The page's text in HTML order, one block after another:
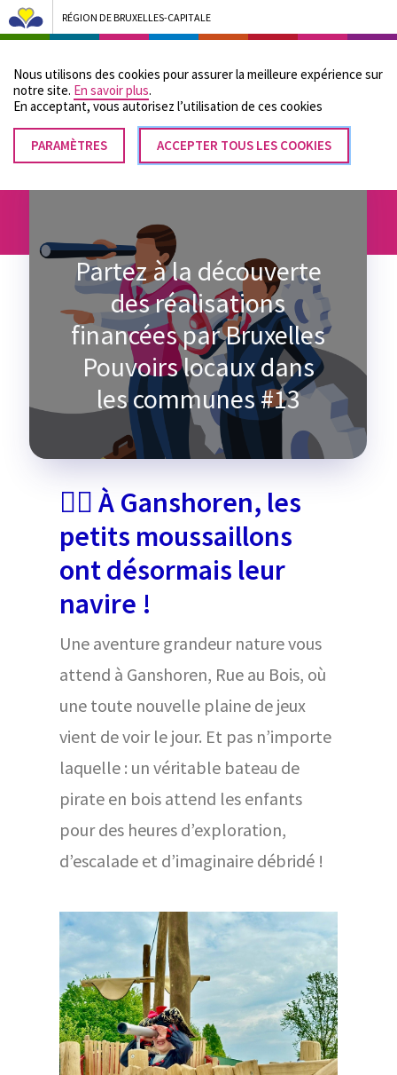
Nous utilisons des cookies pour assurer la meilleure expérience sur
notre site. En savoir plus.
En acceptant, vous autorisez lʼutilisation de ces cookies
PARAMÈTRES ACCEPTER TOUS LES COOKIES
RETIRER
LE
RÉGION DE BRUXELLES-CAPITALE
Bruxelles Pouvoirs Locaux - Aller à la page d'accueil
Menu
Fil
d'Ariane
Accueil Les actualités de Bruxelles Pouvoirs locaux
Partez à la découverte
des réalisations
financées par Bruxelles
Pouvoirs locaux dans
les communes #13
🏴‍☠️ À Ganshoren, les
petits moussaillons
ont désormais leur
navire !
Une aventure grandeur nature vous
attend à Ganshoren, Rue au Bois, où
une toute nouvelle plaine de jeux
vient de voir le jour. Et pas n’importe
laquelle : un véritable bateau de
pirate en bois attend les enfants
pour des heures d’exploration,
d’escalade et d’imaginaire débridé !